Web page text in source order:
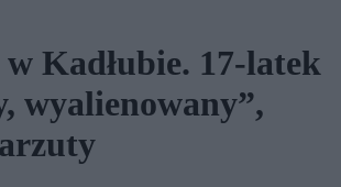
Kadłubie. 17-latek
wyalienowany”,